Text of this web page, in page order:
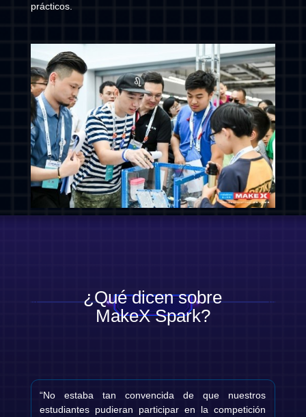
prácticos.
¿Qué dicen sobre
MakeX Spark?
“No estaba tan convencida de que nuestros
estudiantes pudieran participar en la competición